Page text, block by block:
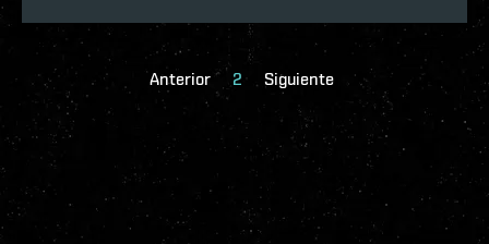
Anterior 2 Siguiente